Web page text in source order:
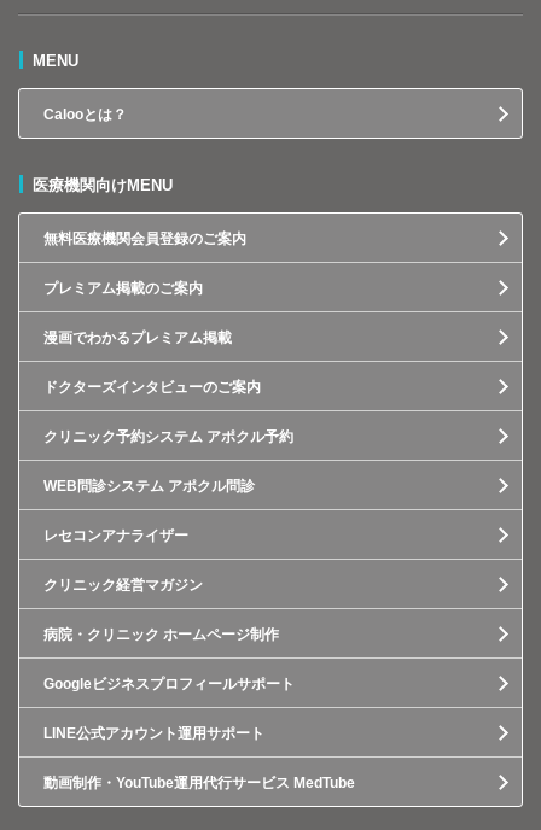
MENU
Calooとは？
医療機関向けMENU
無料医療機関会員登録のご案内
プレミアム掲載のご案内
漫画でわかるプレミアム掲載
ドクターズインタビューのご案内
クリニック予約システム アポクル予約
WEB問診システム アポクル問診
レセコンアナライザー
クリニック経営マガジン
病院・クリニック ホームページ制作
Googleビジネスプロフィールサポート
LINE公式アカウント運用サポート
動画制作・YouTube運用代行サービス MedTube